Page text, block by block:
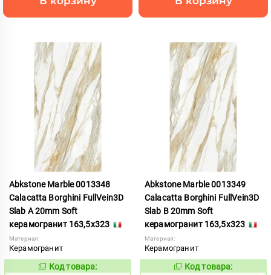
Abkstone Marble 0013348
Calacatta Borghini FullVein3D
Slab A 20mm Soft
керамогранит 163,5x323
Материал:
Керамогранит
1052912
Код товара:
Abkstone Marble 0013349
Calacatta Borghini FullVein3D
Slab B 20mm Soft
керамогранит 163,5x323
Материал:
Керамогранит
1052913
Код товара: